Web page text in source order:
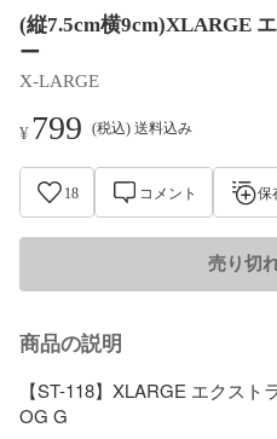
(縦7.5cm横9cm)XLARGE
ー
X-LARGE
¥799 (税込) 送料込み
18 コメント 保
売り切
商品の説明
【ST-118】XLARGE エクス
OG G